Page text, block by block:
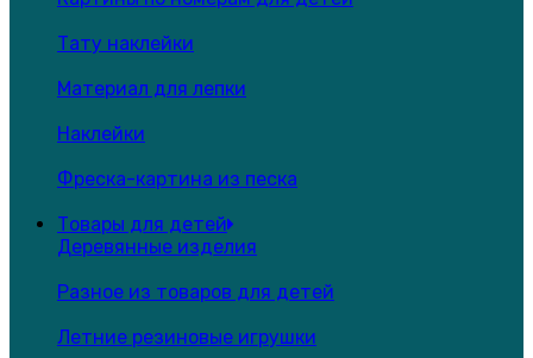
Тату наклейки
Материал для лепки
Наклейки
Фреска-картина из песка
Товары для детей
Деревянные изделия
Разное из товаров для детей
Летние резиновые игрушки